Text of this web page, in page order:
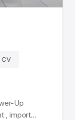
CV
Up
, importat